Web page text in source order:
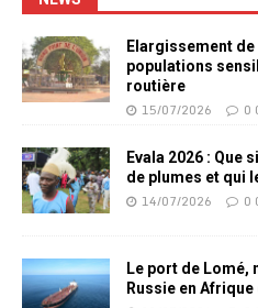
Elargissement de
populations
routière
15/07/2026 0
Evala 2026 : Que
de plumes et qui
14/07/2026 0
Le port de Lomé,
Russie en Afrique